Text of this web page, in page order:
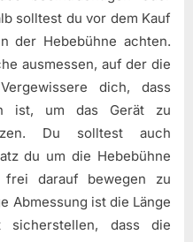
solltest du vor dem Kauf
der Hebebühne achten.
ausmessen, auf der die
dich, dass
ist, um das Gerät zu
Du solltest auch
du um die Hebebühne
darauf bewegen zu
Abmessung ist die Länge
dass die